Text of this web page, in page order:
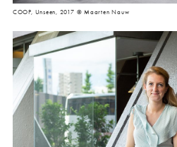
COOP, Unseen, 2017 © Maarten Nauw